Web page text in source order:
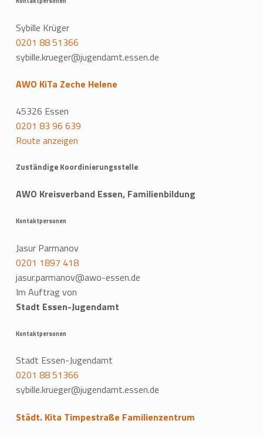
Sybille Krüger
0201 88 51366
sybille.krueger@jugendamt.essen.de
AWO KiTa Zeche Helene
45326 Essen
0201 83 96 639
Route anzeigen
Zuständige Koordinierungsstelle
AWO Kreisverband Essen, Familienbildung
Kontaktpersonen
Jasur Parmanov
0201 1897 418
jasur.parmanov@awo-essen.de
Im Auftrag von
Stadt Essen-Jugendamt
Kontaktpersonen
Stadt Essen-Jugendamt
0201 88 51366
sybille.krueger@jugendamt.essen.de
Städt. Kita Timpestraße Familienzentrum